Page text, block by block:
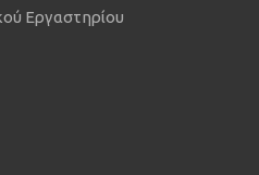
του είναι αφιερωμένος
αθλητισμό
με την χειρουργική.
Εργαστηρίου